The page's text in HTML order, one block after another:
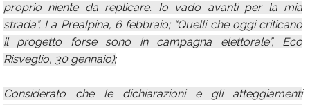
proprio niente da replicare. Io vado avanti per la mia
strada”, La Prealpina, 6 febbraio; “Quelli che oggi criticano
il progetto forse sono in campagna elettorale”, Eco
Risveglio, 30 gennaio);
Considerato che le dichiarazioni e gli atteggiamenti